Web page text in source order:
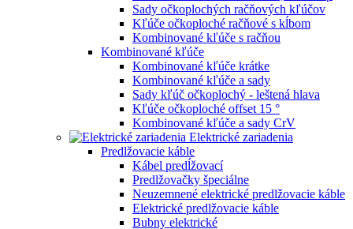
Sady očkoplochých račňových kľúčov
Kľúče očkoploché račňové s kĺbom
Kombinované kľúče s račňou
Kombinované kľúče
Kombinované kľúče krátke
Kombinované kľúče a sady
Sady kľúč očkoplochý - leštená hlava
Kľúče očkoploché offset 15 °
Kombinované kľúče a sady CrV
Elektrické zariadenia
Predlžovacie káble
Kábel predĺžovací
Predlžovačky špeciálne
Neuzemnené elektrické predlžovacie káble
Elektrické predlžovacie káble
Bubny elektrické